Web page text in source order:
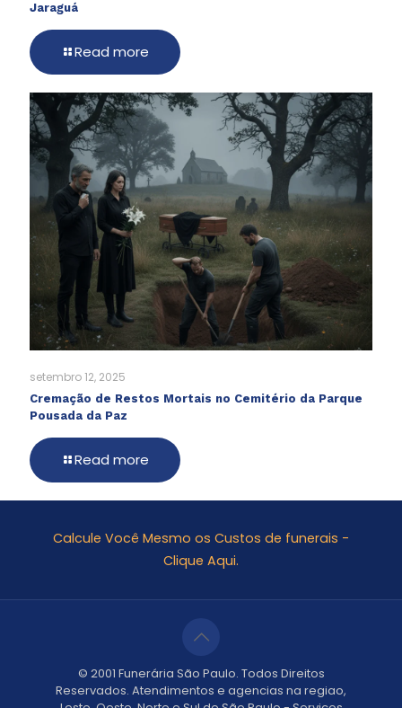
Jaraguá
Read more
setembro 12, 2025
Cremação de Restos Mortais no Cemitério da Parque
Pousada da Paz
Read more
Calcule Você Mesmo os Custos de funerais -
Clique Aqui.
© 2001 Funerária São Paulo. Todos Direitos
Reservados. Atendimentos e agencias na regiao,